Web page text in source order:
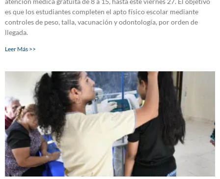
es que los estudiantes completen el apto físico escolar mediante
controles de peso, talla, vacunación y odontología, por orden de
llegada.
Leer Más >>